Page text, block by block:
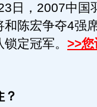
，2007中国
陈宏争夺4强
定冠军。 >>
？